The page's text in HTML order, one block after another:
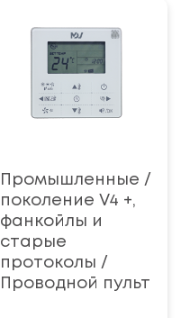
Промышленные /
поколение V4 +,
фанкойлы и
старые
протоколы /
Проводной пульт